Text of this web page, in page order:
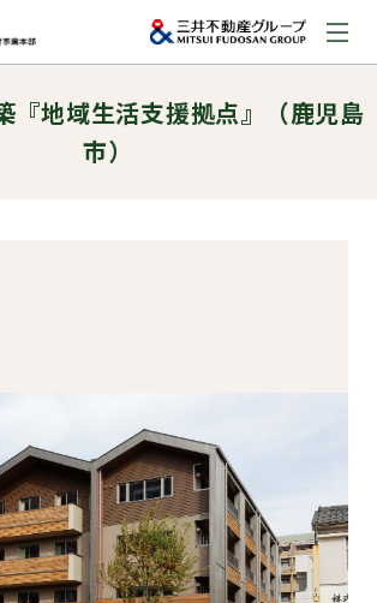
お問い合わせ
資料請求はこちら
取扱商品
環境・社会への取り組み
『地域生活支援拠点』（鹿児島
市）